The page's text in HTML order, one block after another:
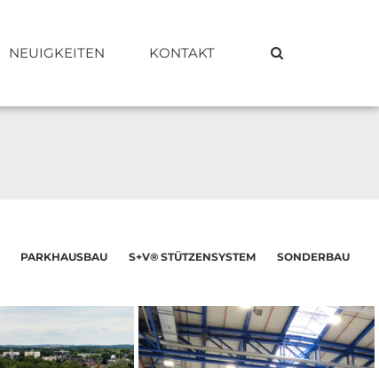
NEUIGKEITEN KONTAKT
PARKHAUSBAU S+V® STÜTZENSYSTEM
SONDERBAU